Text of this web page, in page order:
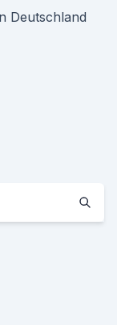
Deutschland